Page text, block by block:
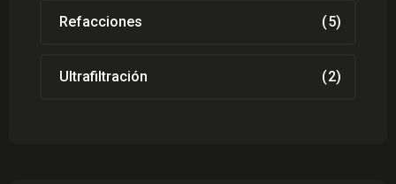
Refacciones (5)
Ultrafiltración (2)